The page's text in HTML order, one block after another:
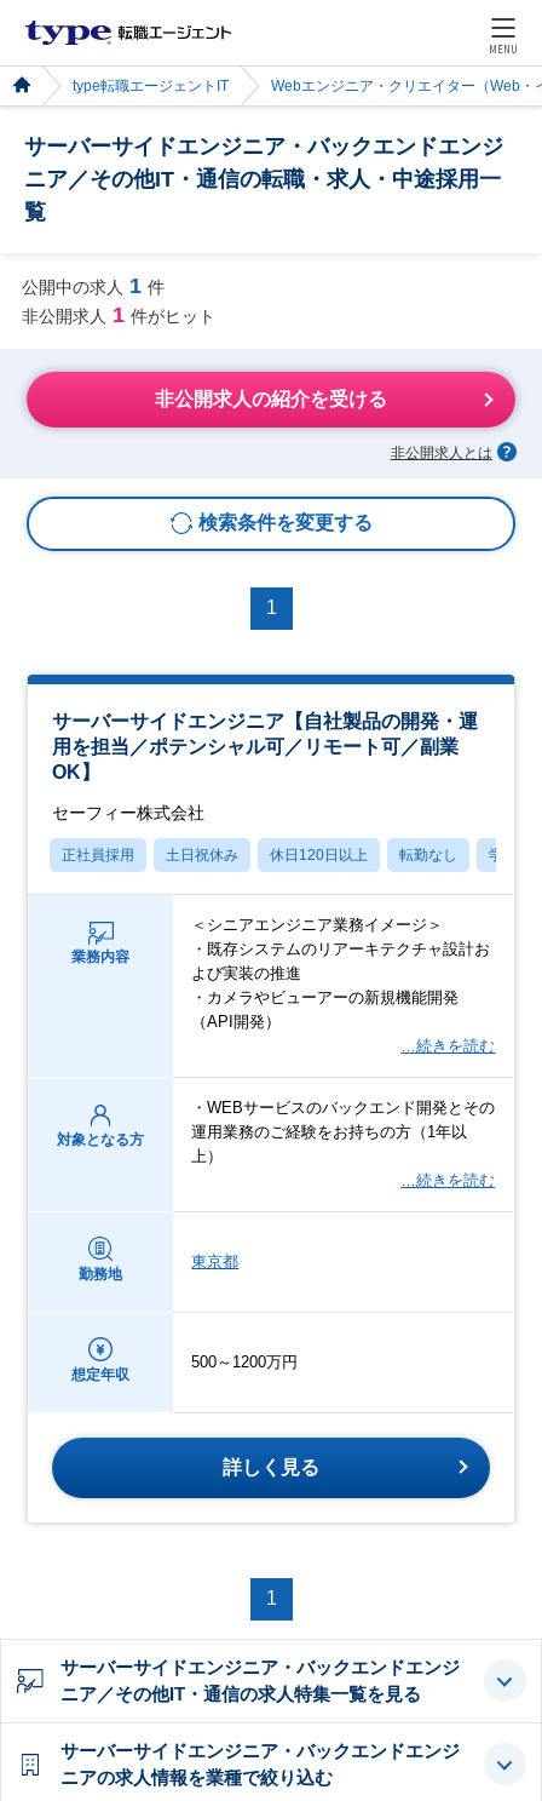
MENU
type転職エージェントIT Webエンジニア・クリエイター（Web・
サーバーサイドエンジニア・バックエンドエンジ
ニア／その他IT・通信の転職・求人・中途採用一
覧
公開中の求人 1 件
非公開求人 1 件がヒット
非公開求人の紹介を受ける
非公開求人とは
検索条件を変更する
1
サーバーサイドエンジニア【自社製品の開発・運
用を担当／ポテンシャル可／リモート可／副業
OK】
セーフィー株式会社
正社員採用 土日祝休み 休日120日以上 転勤なし 学歴不
業務内容
＜シニアエンジニア業務イメージ＞
・既存システムのリアーキテクチャ設計お
よび実装の推進
・カメラやビューアーの新規機能開発
（API開発）
…続きを読む
対象となる方
・WEBサービスのバックエンド開発とその
運用業務のご経験をお持ちの方（1年以
上）
…続きを読む
勤務地
東京都
想定年収
500～1200万円
詳しく見る
1
サーバーサイドエンジニア・バックエンドエンジ
ニア／その他IT・通信の求人特集一覧を見る
サーバーサイドエンジニア・バックエンドエンジ
ニアの求人情報を業種で絞り込む